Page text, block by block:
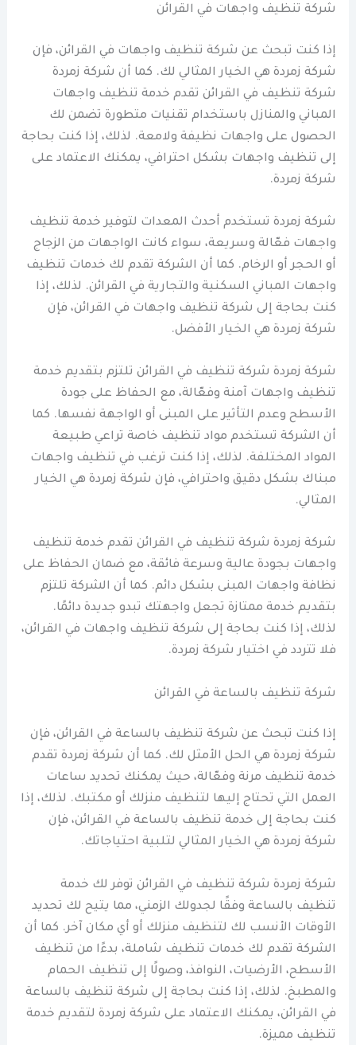
شركة تنظيف واجهات في القرائن
إذا كنت تبحث عن شركة تنظيف واجهات في القرائن، فإن
شركة زمردة هي الخيار المثالي لك. كما أن شركة زمردة
شركة تنظيف في القرائن تقدم خدمة تنظيف واجهات
المباني والمنازل باستخدام تقنيات متطورة تضمن لك
الحصول على واجهات نظيفة ولامعة. لذلك، إذا كنت بحاجة
إلى تنظيف واجهات بشكل احترافي، يمكنك الاعتماد على
شركة زمردة.
شركة زمردة تستخدم أحدث المعدات لتوفير خدمة تنظيف
واجهات فعّالة وسريعة، سواء كانت الواجهات من الزجاج
أو الحجر أو الرخام. كما أن الشركة تقدم لك خدمات تنظيف
واجهات المباني السكنية والتجارية في القرائن. لذلك، إذا
كنت بحاجة إلى شركة تنظيف واجهات في القرائن، فإن
شركة زمردة هي الخيار الأفضل.
شركة زمردة شركة تنظيف في القرائن تلتزم بتقديم خدمة
تنظيف واجهات آمنة وفعّالة، مع الحفاظ على جودة
الأسطح وعدم التأثير على المبنى أو الواجهة نفسها. كما
أن الشركة تستخدم مواد تنظيف خاصة تراعي طبيعة
المواد المختلفة. لذلك، إذا كنت ترغب في تنظيف واجهات
مبناك بشكل دقيق واحترافي، فإن شركة زمردة هي الخيار
المثالي.
شركة زمردة شركة تنظيف في القرائن تقدم خدمة تنظيف
واجهات بجودة عالية وسرعة فائقة، مع ضمان الحفاظ على
نظافة واجهات المبنى بشكل دائم. كما أن الشركة تلتزم
بتقديم خدمة ممتازة تجعل واجهتك تبدو جديدة دائمًا.
لذلك، إذا كنت بحاجة إلى شركة تنظيف واجهات في القرائن،
فلا تتردد في اختيار شركة زمردة.
شركة تنظيف بالساعة في القرائن
إذا كنت تبحث عن شركة تنظيف بالساعة في القرائن، فإن
شركة زمردة هي الحل الأمثل لك. كما أن شركة زمردة تقدم
خدمة تنظيف مرنة وفعّالة، حيث يمكنك تحديد ساعات
العمل التي تحتاج إليها لتنظيف منزلك أو مكتبك. لذلك، إذا
كنت بحاجة إلى خدمة تنظيف بالساعة في القرائن، فإن
شركة زمردة هي الخيار المثالي لتلبية احتياجاتك.
شركة زمردة شركة تنظيف في القرائن توفر لك خدمة
تنظيف بالساعة وفقًا لجدولك الزمني، مما يتيح لك تحديد
الأوقات الأنسب لك لتنظيف منزلك أو أي مكان آخر. كما أن
الشركة تقدم لك خدمات تنظيف شاملة، بدءًا من تنظيف
الأسطح، الأرضيات، النوافذ، وصولًا إلى تنظيف الحمام
والمطبخ. لذلك، إذا كنت بحاجة إلى شركة تنظيف بالساعة
في القرائن، يمكنك الاعتماد على شركة زمردة لتقديم خدمة
تنظيف مميزة.